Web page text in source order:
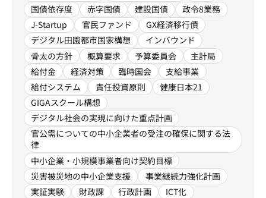
国債依存度
赤字国債 建設国債
政令8業務
J-Startup
官民ファンド
GX経済移行債
デジタル田園都市国家構想
インバウンド
骨太の方針
概算要求 予算委員会
主計局
給付金
経済対策 臨時国会
支給事業
給付システム
責任投資原則
健康日本21
GIGAスクール構想
デジタル社会の実現に向けた重点計画
官公需についての中小企業者の受注の確保に関する法
律
中小企業・小規模事業者向け契約目標
災害被災地の中小企業支援
事業継続力強化計画
実証実験
財政課 行政計画
ICT化